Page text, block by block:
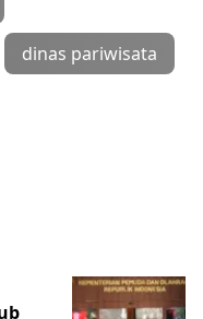
dinas pariwisata